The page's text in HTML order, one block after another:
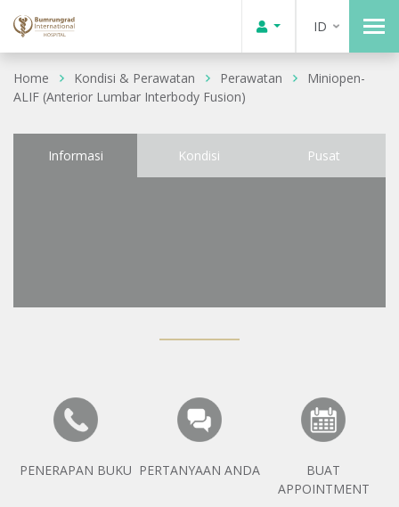
ID
Home Kondisi & Perawatan Perawatan
Miniopen-
ALIF (Anterior Lumbar Interbody Fusion)
Informasi Kondisi Pusat
PENERAPAN BUKU PERTANYAAN ANDA
BUAT
APPOINTMENT